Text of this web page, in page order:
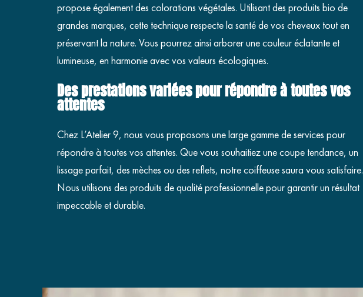
propose également des colorations végétales. Utilisant des produits bio de
grandes marques, cette technique respecte la santé de vos cheveux tout en
préservant la nature. Vous pourrez ainsi arborer une couleur éclatante et
lumineuse, en harmonie avec vos valeurs écologiques.
Des prestations variées pour répondre à toutes vos
attentes
Chez L’Atelier 9, nous vous proposons une large gamme de services pour
répondre à toutes vos attentes. Que vous souhaitiez une coupe tendance, un
lissage parfait, des mèches ou des reflets, notre coiffeuse saura vous satisfaire.
Nous utilisons des produits de qualité professionnelle pour garantir un résultat
impeccable et durable.